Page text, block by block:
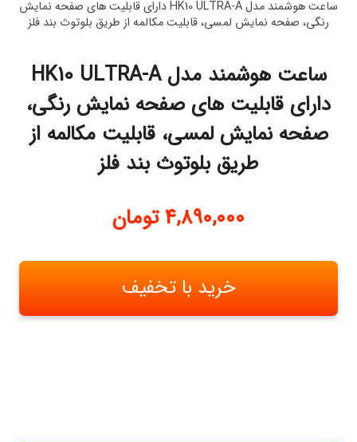
ساعت هوشمند مدل HK10 ULTRA-A دارای قابلیت های صفحه نمایش
رنگی، صفحه نمایش لمسی، قابلیت مکالمه از طریق بلوتوث بند فلز
ساعت هوشمند مدل HK10 ULTRA-A
دارای قابلیت های صفحه نمایش رنگی،
صفحه نمایش لمسی، قابلیت مکالمه از
طریق بلوتوث بند فلز
4,890,000 تومان
خرید با تخفیف